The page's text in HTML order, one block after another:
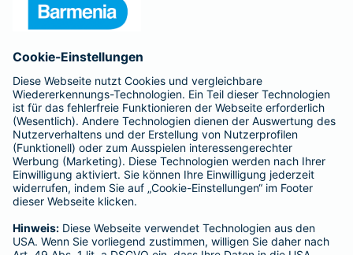
Barmenia ist Teil der BarmeniaGothaer
BELIEBTE SEITEN
Kranken-Zusatzversicherung
Tierversicherungen
Haftpflichtversicherung
Hausratversicherung
Adresse ändern